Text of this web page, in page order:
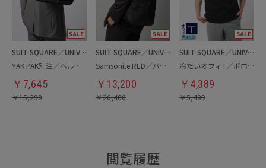
SUIT SQUARE／UNIVERSAL LANGUAGE
YAK PAK別注／ヘルメットバッグ
￥ 7,645
￥15,290
SUIT SQUARE／UNIVERSAL LANGUAGE
Samsonite RED／バックパック
￥ 13,200
￥26,400
SUIT SQUARE／UNIVERSAL LANGUAGE
冷たいオフィT／ポロシャツ
￥ 4,389
￥5,489
閲覧履歴